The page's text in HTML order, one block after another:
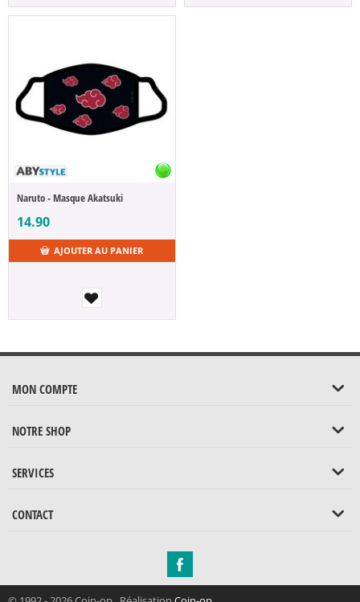
Naruto - Masque Akatsuki
14.90
AJOUTER AU PANIER
MON COMPTE
NOTRE SHOP
SERVICES
CONTACT